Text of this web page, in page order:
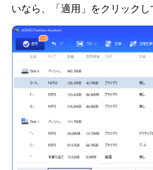
いなら、「適用」をクリックし